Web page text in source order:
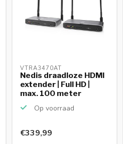
VTRA3470AT
Nedis draadloze HDMI
extender | Full HD |
max. 100 meter
Op voorraad
€339,99